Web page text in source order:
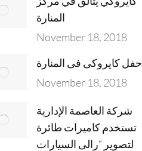
المنارة
November 18, 2018
حفل كايروكى فى المنارة
November 18, 2018
شركة العاصمة الإدارية
تستخدم كاميرات طائرة
لتصوير “رالى السيارات